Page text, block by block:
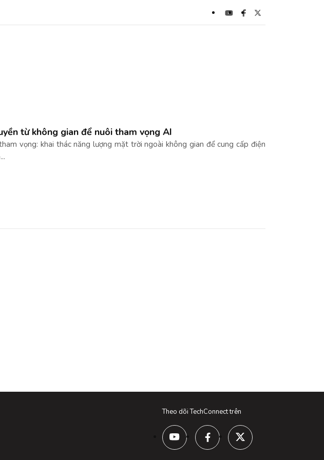
từ không gian để nuôi tham vọng AI
vọng: khai thác năng lượng mặt trời ngoài không gian để cung cấp điện
Theo dõi TechConnect trên